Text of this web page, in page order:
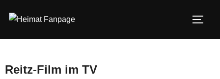
Inhalt
Reitz-Film im TV